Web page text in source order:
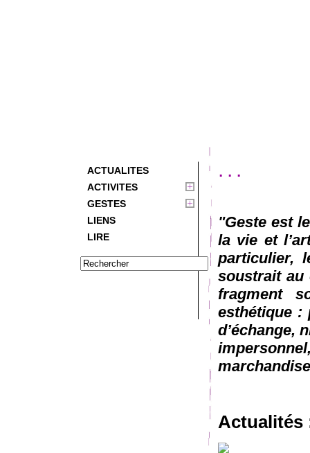
ACTUALITES
ACTIVITES
GESTES
LIENS
LIRE
...
"Geste est
la vie et
particulier,
soustrait au
fragment
esthétique :
d’échange,
Actualités